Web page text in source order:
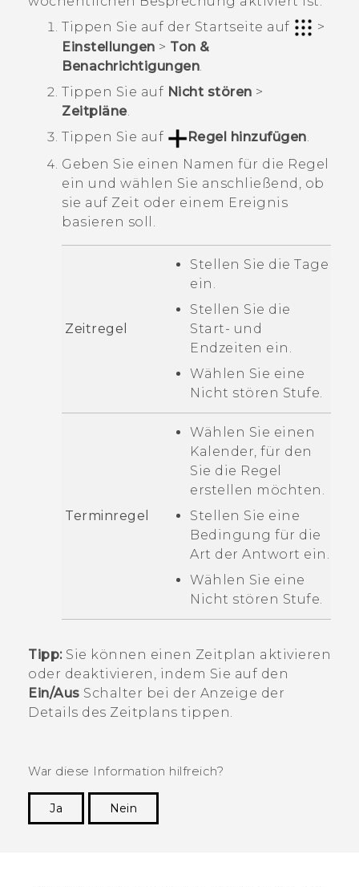
Tippen Sie auf der Startseite auf
>
Einstellungen > Ton &
Benachrichtigungen.
Tippen Sie auf Nicht stören >
Zeitpläne.
Tippen Sie auf
Regel hinzufügen.
Geben Sie einen Namen für die Regel
ein und wählen Sie anschließend, ob
sie auf Zeit oder einem Ereignis
basieren soll.
Zeitregel
Stellen Sie die Tage
ein.
Stellen Sie die
Start- und
Endzeiten ein.
Wählen Sie eine
Nicht stören Stufe.
Terminregel
Wählen Sie einen
Kalender, für den
Sie die Regel
erstellen möchten.
Stellen Sie eine
Bedingung für die
Art der Antwort ein.
Wählen Sie eine
Nicht stören Stufe.
Tipp:Sie können einen Zeitplan aktivieren
oder deaktivieren, indem Sie auf den
Ein/Aus Schalter bei der Anzeige der
Details des Zeitplans tippen.
War diese Information hilfreich?
Ja
Nein